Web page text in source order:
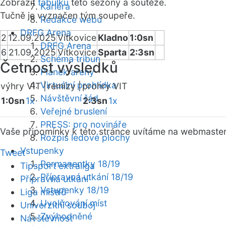
Kariéra
Redakce webu
DRFG Arena
DRFG Arena
Schéma tribun
Plánek areny
Virtuální prohlídka
Návštěvní řád
Veřejné bruslení
PRESS: pro novináře
Rozpis ledové plochy
Vstupenky
Permanentky 18/19
Přípravná utkání 18/19
Vstupenky 18/19
Uvolňování míst
Zvýhodněné
Zobrazit tabulku této sezóny a soutěže.
Tučně je vyznačen tým soupeře.
2 12.09.2025VítkoviceKladno 1:0sn
6 21.09.2025VítkoviceSparta 2:3sn
Četnost výsledků
výhry VIT |remízy |prohry VIT
1:0sn1x 2:3sn1x
Vaše připomínky k této stránce uvítáme na webmaster
Tweet
Tipsport extraliga
Přípravná utkání
Liga mistrů
Univerzitní souboj
Návštěvnost